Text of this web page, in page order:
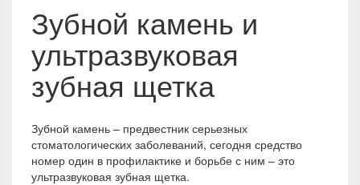
Зубной камень и
ультразвуковая
зубная щетка
Зубной камень – предвестник серьезных
стоматологических заболеваний, сегодня средство
номер один в профилактике и борьбе с ним – это
ультразвуковая зубная щетка.